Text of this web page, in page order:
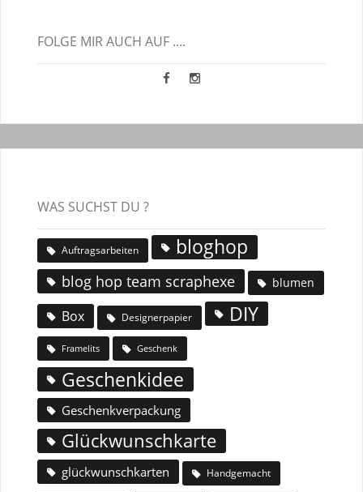
FOLGE MIR AUCH AUF ....
WAS SUCHST DU ?
Auftragsarbeiten bloghop
blog hop team scraphexe blumen
Box Designerpapier DIY
Framelits Geschenk
Geschenkidee
Geschenkverpackung
Glückwunschkarte
glückwunschkarten Handgemacht